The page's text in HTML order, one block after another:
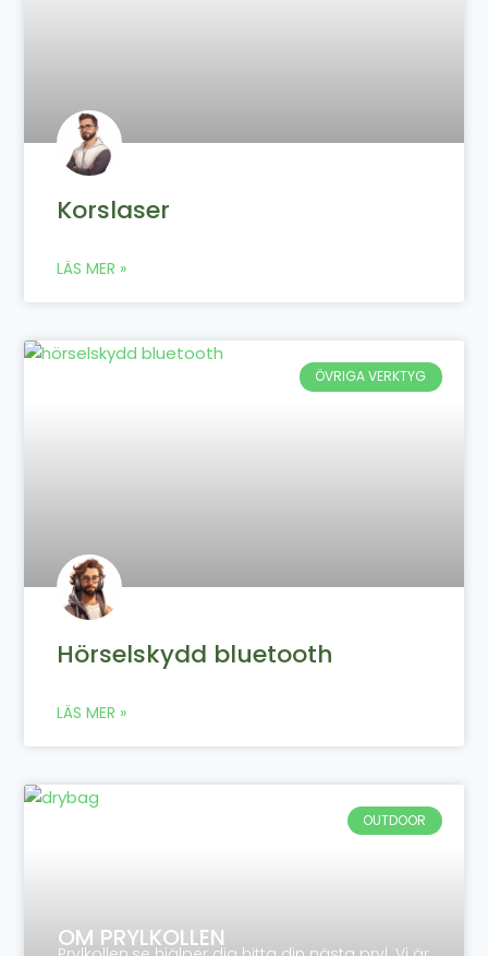
Korslaser
LÄS MER »
ÖVRIGA VERKTYG
Hörselskydd bluetooth
LÄS MER »
OUTDOOR
OM PRYLKOLLEN